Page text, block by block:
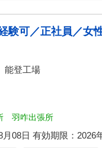
験可／正社員／女
能登工場
羽咋出張所
月08日 有効期限： 2026